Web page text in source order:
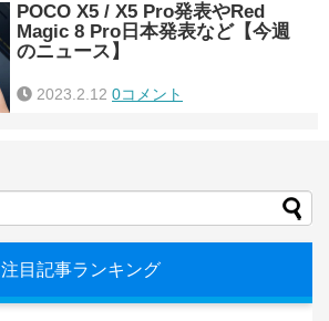
POCO X5 / X5 Pro発表やRed
Magic 8 Pro日本発表など【今週
のニュース】
2023.2.12 0コメント
注目記事ランキング